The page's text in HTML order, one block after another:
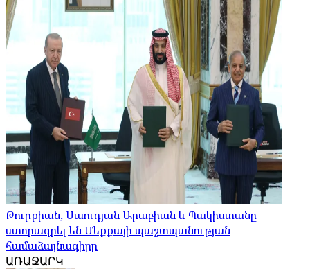
Թուրքիան, Սաուդյան Արաբիան և Պակիստանը
ստորագրել են Մեքքայի պաշտպանության
համաձայնագիրը
ԱՌԱՋԱՐԿ